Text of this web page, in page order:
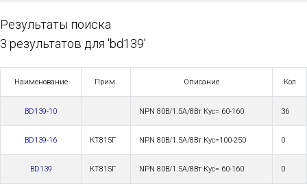
Результаты поиска
3 результатов для 'bd139'
Наименование Прим. Описание Кол
BD139-10 NPN 80В/1.5А/8Вт Кус= 60-160 36
BD139-16 КТ815Г NPN 80В/1.5А/8Вт Кус=100-250 0
BD139 КТ815Г NPN 80В/1.5А/8Вт Кус= 60-160 0